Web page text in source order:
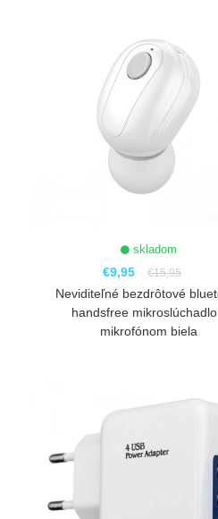
skladom
€9,95 €15,95
Neviditeľné bezdrôtové
handsfree
mikrofónom biela